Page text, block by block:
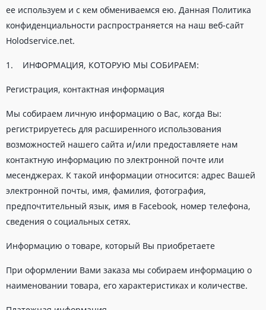
ее используем и с кем обмениваемся ею. Данная Политика
конфиденциальности распространяется на наш веб-сайт
Holodservice.net.
1. ИНФОРМАЦИЯ, КОТОРУЮ МЫ СОБИРАЕМ:
Регистрация, контактная информация
Мы собираем личную информацию о Вас, когда Вы:
регистрируетесь для расширенного использования
возможностей нашего сайта и/или предоставляете нам
контактную информацию по электронной почте или
месенджерах. К такой информации относится: адрес Вашей
электронной почты, имя, фамилия, фотография,
предпочтительный язык, имя в Facebook, номер телефона,
сведения о социальных сетях.
Информацию о товаре, который Вы приобретаете
При оформлении Вами заказа мы собираем информацию о
наименовании товара, его характеристиках и количестве.